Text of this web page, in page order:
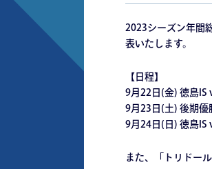
2023シーズン年間
表いたします。
【日程】
9月22日(金) 徳島IS
9月23日(土) 後期優
9月24日(日) 徳島IS
また、「トリドー